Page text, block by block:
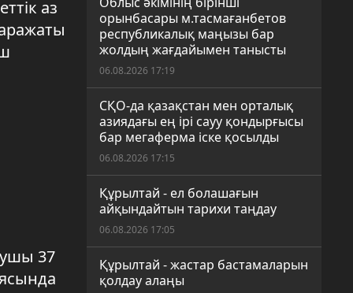
аз
37
орынбасары м.тасмағанбетов
республикалық маңызы бар
жолдың жағдайымен танысты
06.08.2026 17:19
СҚО-да қазақстан мен орталық
азиядағы ең ірі сауу қондырғысы
бар мегаферма іске қосылды
06.08.2026 17:15
Құрылтай - ел болашағын
айқындайтын тарихи таңдау
06.08.2026 17:05
Құрылтай - жастар бастамаларын
қолдау алаңы